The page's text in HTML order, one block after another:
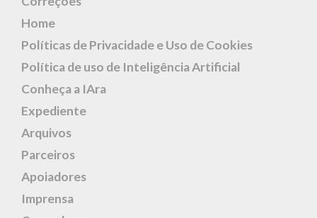
Home
Políticas de Privacidade e Uso de Cookies
Política de uso de Inteligência Artificial
Conheça a IAra
Expediente
Arquivos
Parceiros
Apoiadores
Imprensa